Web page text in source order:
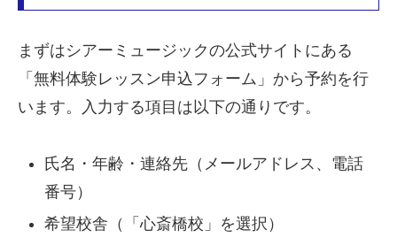
まずはシアーミュージックの公式サイトにある
「無料体験レッスン申込フォーム」から予約を行
います。入力する項目は以下の通りです。
氏名・年齢・連絡先（メールアドレス、電話
番号）
希望校舎（「心斎橋校」を選択）